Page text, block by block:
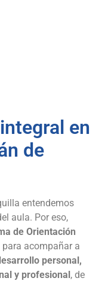
en
de
entendemos
aula. Por eso,
de Orientación
para acompañar a
personal,
y profesional, de